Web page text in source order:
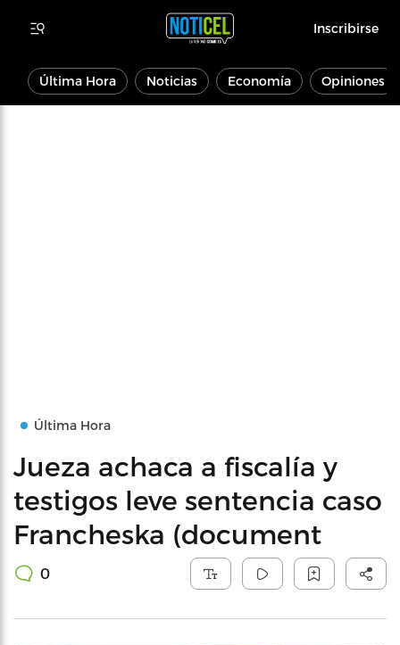
Inscribirse
Última Hora Noticias Economía Opiniones
Última Hora
Jueza achaca a fiscalía y
testigos leve sentencia caso
Francheska (document
0